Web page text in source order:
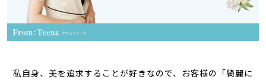
私自身、美を追求することが好きなので、お客様の「綺麗に